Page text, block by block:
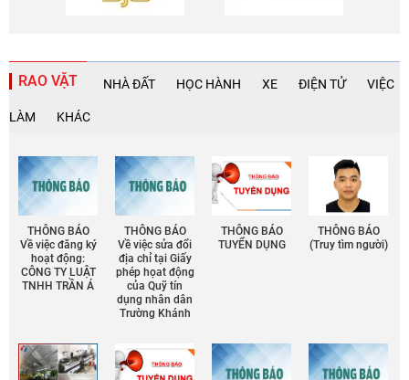
RAO VẶT NHÀ ĐẤT HỌC HÀNH XE ĐIỆN TỬ VIỆC
LÀM KHÁC
THÔNG BÁO
Về việc đăng ký
hoạt động:
CÔNG TY LUẬT
TNHH TRẦN Á
THÔNG BÁO
Về việc sửa đổi
địa chỉ tại Giấy
phép họat động
của Quỹ tín
dụng nhân dân
Trường Khánh
THÔNG BÁO
TUYỂN DỤNG
THÔNG BÁO
(Truy tìm người)